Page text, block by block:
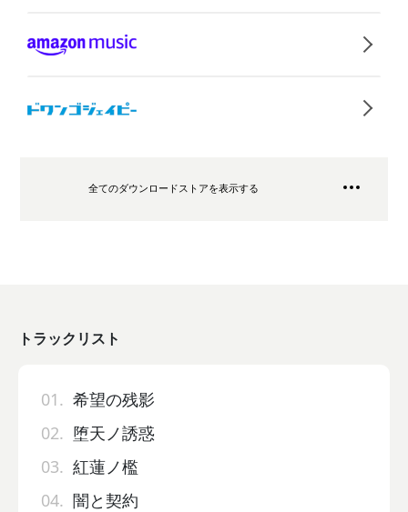
全てのダウンロードストアを表示する
トラックリスト
01. 希望の残影
02. 堕天ノ誘惑
03. 紅蓮ノ檻
04. 闇と契約